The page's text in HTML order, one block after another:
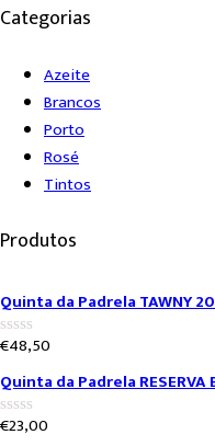
Categorias
Azeite
Brancos
Porto
Rosé
Tintos
Produtos
Quinta da Padrela TAWNY
0
of
€48,50
Quinta da Padrela RESERVA
0
€23,00